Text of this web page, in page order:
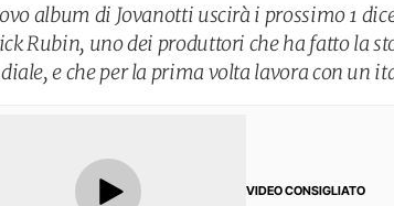
album di Jovanotti uscirà i prossimo 1
Rubin, uno dei produttori che ha fatto la
e che per la prima volta lavora con un
VIDEO CONSIGLIATO